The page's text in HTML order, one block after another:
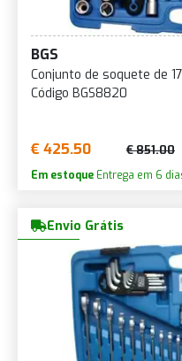
BGS
Conjunto de soquete de
Código BGS8820
€ 425.50 € 851.00
Em estoque Entrega em 6
Envio Grátis